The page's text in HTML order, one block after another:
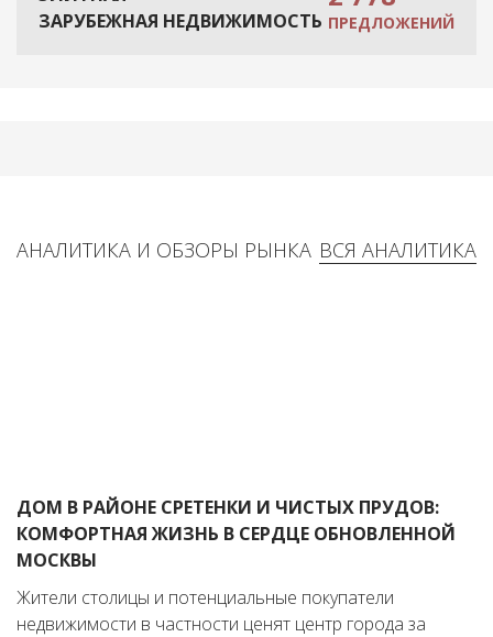
ЗАРУБЕЖНАЯ НЕДВИЖИМОСТЬ ПРЕДЛОЖЕНИЙ
ВСЯ АНАЛИТИКА
АНАЛИТИКА И ОБЗОРЫ РЫНКА
ДОМ В РАЙОНЕ СРЕТЕНКИ И ЧИСТЫХ ПРУДОВ:
КОМФОРТНАЯ ЖИЗНЬ В СЕРДЦЕ ОБНОВЛЕННОЙ
МОСКВЫ
Жители столицы и потенциальные покупатели
недвижимости в частности ценят центр города за